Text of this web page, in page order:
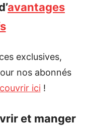
avantages
exclusives,
nos abonnés
ici !
et manger